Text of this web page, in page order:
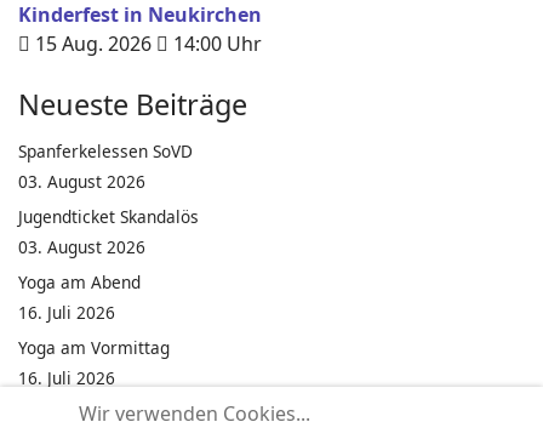
Kinderfest in Neukirchen
15 Aug. 2026
14:00 Uhr
Neueste Beiträge
Spanferkelessen SoVD
03. August 2026
Jugendticket Skandalös
03. August 2026
Yoga am Abend
16. Juli 2026
Yoga am Vormittag
16. Juli 2026
Pilates am Abend
Wir verwenden Cookies...